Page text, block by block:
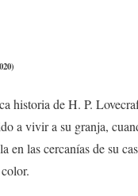
historia de H. P.
a vivir a su granja,
en las cercanías de su